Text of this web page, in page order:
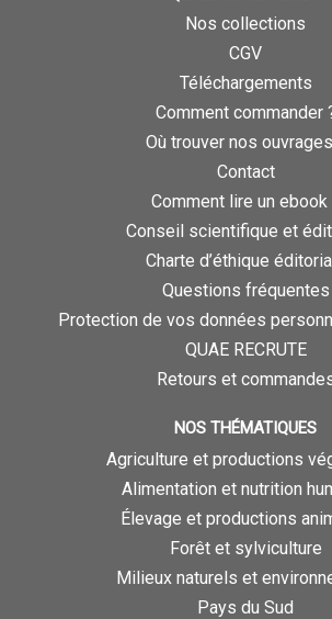
Nos collections
CGV
Téléchargements
Comment commander
Où trouver nos
Contact
Comment lire un ebook
Conseil scientifique et
Charte d’éthique
Questions fréquentes
Protection de vos données
QUAE RECRUTE
Retours et
NOS THÉMATIQUES
Agriculture et productions
Alimentation et nutrition
Élevage et productions
Forêt et sylviculture
Milieux naturels et
Pays du Sud